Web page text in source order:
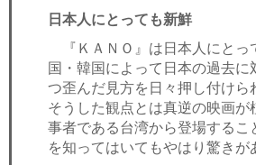
日本人にとっても新鮮
『ＫＡＮＯ』は日本人にとっ
国・韓国によって日本の過去に
つ歪んだ見方を日々押し付けら
そうした観点とは真逆の映画が
事者である台湾から登場するこ
を知ってはいてもやはり驚きが